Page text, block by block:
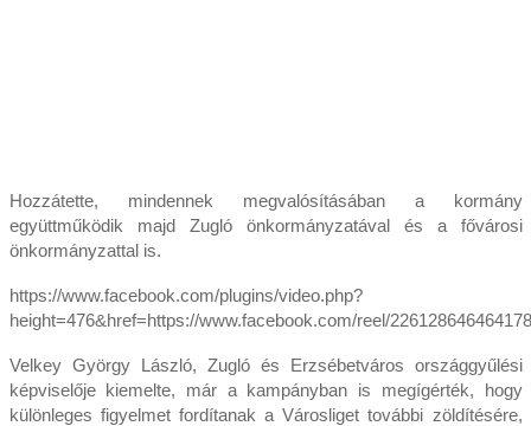
Hozzátette, mindennek megvalósításában a kormány
együttműködik majd Zugló önkormányzatával és a fővárosi
önkormányzattal is.
https://www.facebook.com/plugins/video.php?
height=476&href=https://www.facebook.com/reel/
Velkey György László, Zugló és Erzsébetváros országgyűlési
képviselője kiemelte, már a kampányban is megígérték, hogy
különleges figyelmet fordítanak a Városliget további zöldítésére,